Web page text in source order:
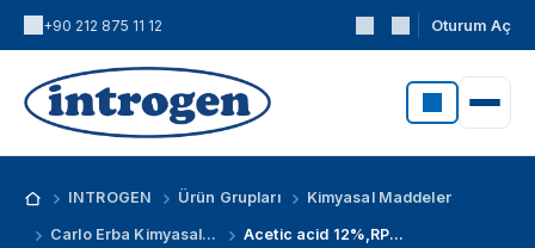
+90 212 875 11 12 Oturum Aç
INTROGEN Ürün Grupları Kimyasal Maddeler
Carlo Erba Kimyasalları Acetic acid 12%,RPE - For analysis (CAS No: 64-19-7)